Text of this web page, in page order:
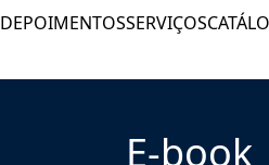
DEPOIMENTOSSERVIÇOS
E-book